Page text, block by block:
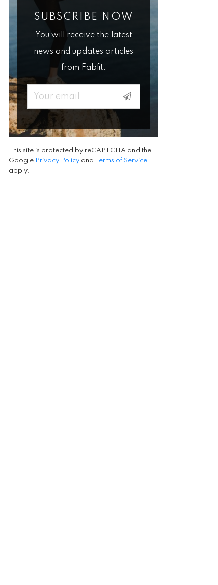
SUBSCRIBE NOW
You will receive the latest
news and updates articles
from Fabfit.
Email
This site is protected by reCAPTCHA and the
Google Privacy Policy and
Terms of Service
apply.